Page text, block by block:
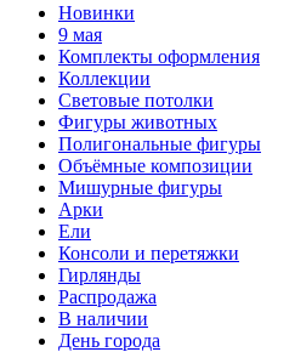
Новинки
9 мая
Комплекты оформления
Коллекции
Световые потолки
Фигуры животных
Полигональные фигуры
Объёмные композиции
Мишурные фигуры
Арки
Ели
Консоли и перетяжки
Гирлянды
Распродажа
В наличии
День города